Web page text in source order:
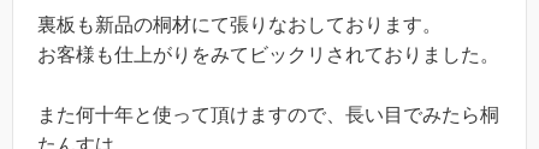
裏板も新品の桐材にて張りなおしております。
お客様も仕上がりをみてビックリされておりました。
また何十年と使って頂けますので、長い目でみたら桐